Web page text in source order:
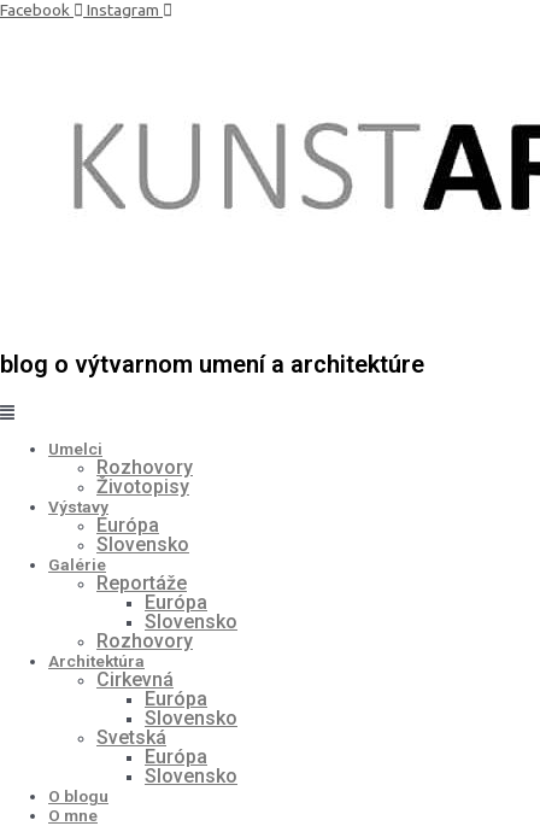
Preskočiť
Facebook Instagram
blog o výtvarnom umení a architektúre
Umelci
Rozhovory
Životopisy
Výstavy
Európa
Slovensko
Galérie
Reportáže
Európa
Slovensko
Rozhovory
Architektúra
Cirkevná
Európa
Slovensko
Svetská
Európa
Slovensko
O blogu
O mne